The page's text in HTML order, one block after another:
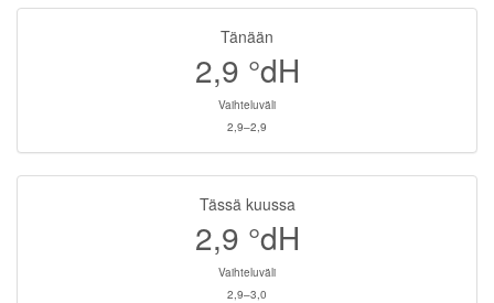
Tänään
2,9 °dH
Vaihteluväli
2,9–2,9
Tässä kuussa
2,9 °dH
Vaihteluväli
2,9–3,0